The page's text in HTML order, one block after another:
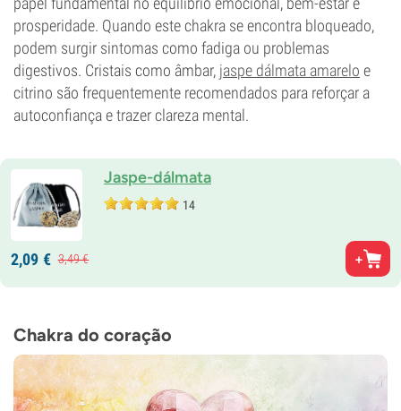
prosperidade. Quando este chakra se encontra bloqueado,
podem surgir sintomas como fadiga ou problemas
digestivos. Cristais como âmbar, jaspe dálmata amarelo e
citrino são frequentemente recomendados para reforçar a
autoconfiança e trazer clareza mental.
Jaspe-dálmata
14
2,09 € 3,49€
Chakra do coração